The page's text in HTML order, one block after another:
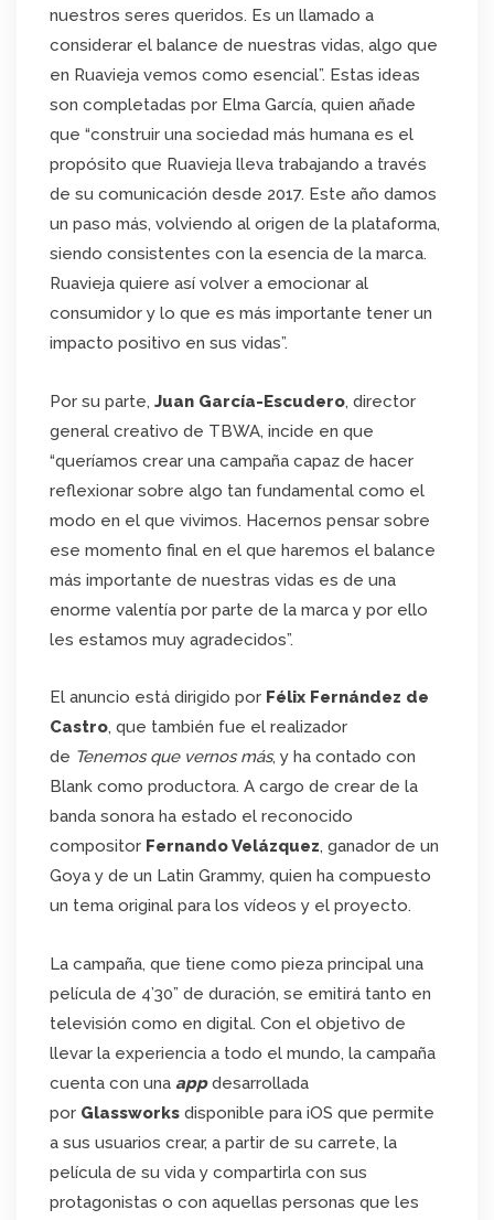
nuestros seres queridos. Es un llamado a
considerar el balance de nuestras vidas, algo que
en Ruavieja vemos como esencial”. Estas ideas
son completadas por Elma García, quien añade
que “construir una sociedad más humana es el
propósito que Ruavieja lleva trabajando a través
de su comunicación desde 2017. Este año damos
un paso más, volviendo al origen de la plataforma,
siendo consistentes con la esencia de la marca.
Ruavieja quiere así volver a emocionar al
consumidor y lo que es más importante tener un
impacto positivo en sus vidas”.
Por su parte, Juan García-Escudero, director
general creativo de TBWA, incide en que
“queríamos crear una campaña capaz de hacer
reflexionar sobre algo tan fundamental como el
modo en el que vivimos. Hacernos pensar sobre
ese momento final en el que haremos el balance
más importante de nuestras vidas es de una
enorme valentía por parte de la marca y por ello
les estamos muy agradecidos”.
El anuncio está dirigido por Félix Fernández de
Castro, que también fue el realizador
de Tenemos que vernos más, y ha contado con
Blank como productora. A cargo de crear de la
banda sonora ha estado el reconocido
compositor Fernando Velázquez, ganador de un
Goya y de un Latin Grammy, quien ha compuesto
un tema original para los vídeos y el proyecto.
La campaña, que tiene como pieza principal una
película de 4’30” de duración, se emitirá tanto en
televisión como en digital. Con el objetivo de
llevar la experiencia a todo el mundo, la campaña
cuenta con una appdesarrollada
por Glassworks disponible para iOS que permite
a sus usuarios crear, a partir de su carrete, la
película de su vida y compartirla con sus
protagonistas o con aquellas personas que les